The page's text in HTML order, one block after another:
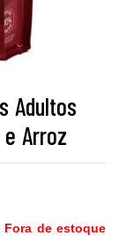
Adultos
Arroz
Fora de estoque